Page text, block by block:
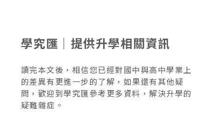
學究匯｜提供升學相關資訊
讀完本文後，相信您已經對國中與高中學業上
的差異有更進一步的了解，如果還有其他疑
問，歡迎到學究匯參考更多資料，解決升學的
疑難雜症。